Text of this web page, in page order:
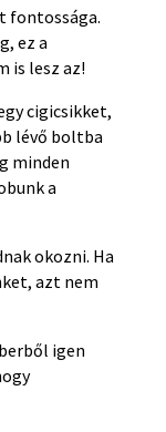
fontossága.
ez a
is lesz az!
cigicsikket,
lévő boltba
minden
a
okozni. Ha
azt nem
igen